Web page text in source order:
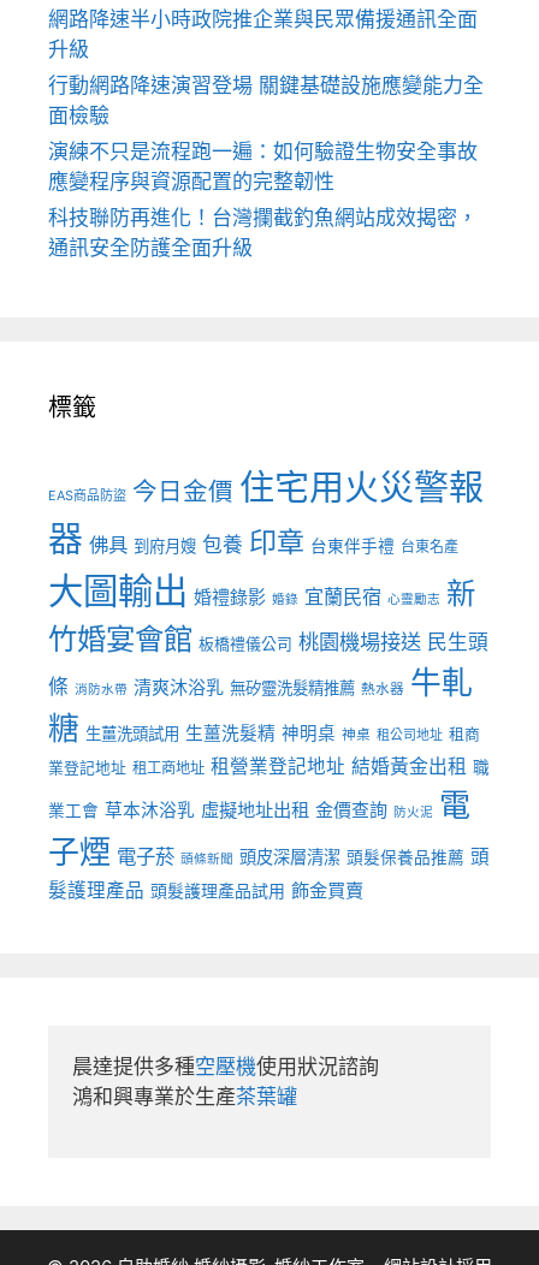
網路降速半小時政院推企業與民眾備援通訊全面
升級
行動網路降速演習登場 關鍵基礎設施應變能力全
面檢驗
演練不只是流程跑一遍：如何驗證生物安全事故
應變程序與資源配置的完整韌性
科技聯防再進化！台灣攔截釣魚網站成效揭密，
通訊安全防護全面升級
標籤
EAS商品防盜 今日金價 住宅用火災警報
器 佛具 到府月嫂 包養 印章 台東伴手禮 台東名產
大圖輸出 婚禮錄影 婚錄 宜蘭民宿 心靈勵志 新
竹婚宴會館 板橋禮儀公司 桃園機場接送 民生頭
條 消防水帶 清爽沐浴乳 無矽靈洗髮精推薦 熱水器 牛軋
糖 生薑洗頭試用 生薑洗髮精 神明桌 神桌 租公司地址 租商
業登記地址 租工商地址 租營業登記地址 結婚黃金出租 職
業工會 草本沐浴乳 虛擬地址出租 金價查詢 防火泥
電
子煙 電子菸 頭條新聞 頭皮深層清潔 頭髮保養品推薦 頭
髮護理產品 頭髮護理產品試用 飾金買賣
晨達提供多種空壓機使用狀況諮詢
鴻和興專業於生產茶葉罐